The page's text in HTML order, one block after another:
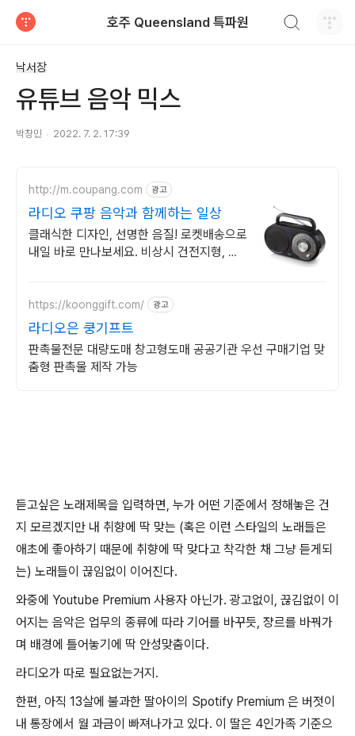
호주 Queensland 특파원
낙서장
유튜브 음악 믹스
박창민 2022. 7. 2. 17:39
http://m.coupang.com 광고
라디오 쿠팡 음악과 함께하는 일상
클래식한 디자인, 선명한 음질! 로켓배송으로
내일 바로 만나보세요. 비상시 건전지형, 휴
https://koonggift.com/ 광고
라디오은 쿵기프트
판촉물전문 대량도매 창고형도매 공공기관 우선 구매기업 맞
춤형 판촉물 제작 가능
듣고싶은 노래제목을 입력하면, 누가 어떤 기준에서 정해놓은 건
지 모르겠지만 내 취향에 딱 맞는 (혹은 이런 스타일의 노래들은
애초에 좋아하기 때문에 취향에 딱 맞다고 착각한 채 그냥 듣게되
는) 노래들이 끊임없이 이어진다.
와중에 Youtube Premium 사용자 아닌가. 광고없이, 끊김없이 이
어지는 음악은 업무의 종류에 따라 기어를 바꾸듯, 쟝르를 바꿔가
며 배경에 틀어놓기에 딱 안성맞춤이다.
라디오가 따로 필요없는거지.
한편, 아직 13살에 불과한 딸아이의 Spotify Premium 은 버젓이
내 통장에서 월 과금이 빠져나가고 있다. 이 딸은 4인가족 기준으